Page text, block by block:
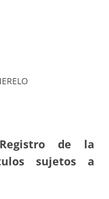
de la
sujetos a